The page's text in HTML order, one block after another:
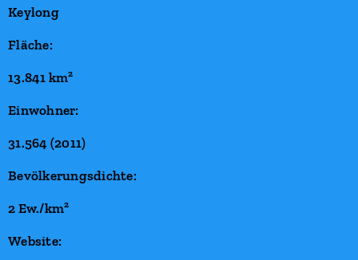
Keylong
Fläche:
13.841 km²
Einwohner:
31.564 (2011)
Bevölkerungsdichte:
2 Ew./km²
Website: